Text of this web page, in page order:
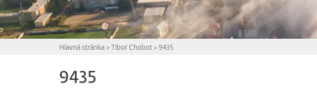
Hlavná stránka > Tibor Chobot> 9435
9435